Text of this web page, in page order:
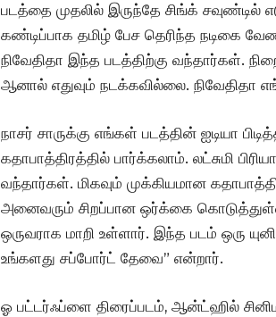
படத்தை முதலில் இருந்தே சிங்க்
கண்டிப்பாக தமிழ் பேச தெரிந்த நடிகை
நிவேதிதா இந்த படத்திற்கு வந்தார்கள்.
ஆனால் எதுவும் நடக்கவில்லை. நிவேதிதா
நாசர் சாருக்கு எங்கள் படத்தின் ஐடியா
கதாபாத்திரத்தில் பார்க்கலாம். லட்சுமி
வந்தார்கள். மிகவும் முக்கியமான
அனைவரும் சிறப்பான ஒர்க்கை
ஒருவராக மாறி உள்ளார். இந்த படம் ஒரு
உங்களது சப்போர்ட் தேவை” என்றார்.
ஓ பட்டர்ஃப்ளை திரைப்படம், ஆன்ட்ஹில்